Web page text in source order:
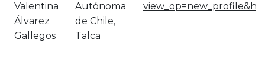
Valentina
Álvarez
Gallegos
Autónoma
de Chile,
Talca